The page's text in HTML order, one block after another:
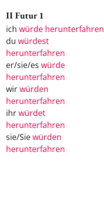
II Futur 1
ich würde herunterfahren
du würdest
herunterfahren
er/sie/es würde
herunterfahren
wirwürden
herunterfahren
ihrwürdet
herunterfahren
sie/Siewürden
herunterfahren